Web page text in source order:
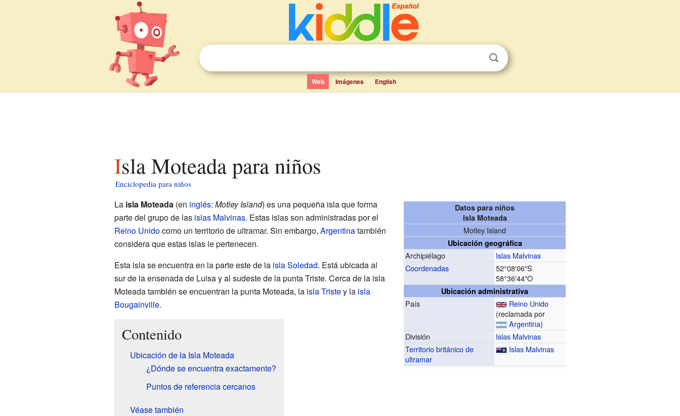
Web Imágenes English
Isla Moteada para niños
Enciclopedia para niños
Datos para niños
Isla Moteada
Motley Island
Ubicación geográfica
Archipiélago
Islas Malvinas
Coordenadas
52°08′06″S
58°36′44″O
Ubicación administrativa
País
Reino Unido
(reclamada por
Argentina)
División
Islas Malvinas
Territorio británico de
ultramar
Islas Malvinas
La isla Moteada(en inglés: Motley Island) es una pequeña isla que forma
parte del grupo de las islas Malvinas. Estas islas son administradas por el
Reino Unidocomo un territorio de ultramar. Sin embargo, Argentinatambién
considera que estas islas le pertenecen.
Esta isla se encuentra en la parte este de la isla Soledad. Está ubicada al
sur de la ensenada de Luisa y al sudeste de la punta Triste. Cerca de la isla
Moteada también se encuentran la punta Moteada, la isla Tristey la isla
Bougainville.
Contenido
Ubicación de la Isla Moteada
¿Dónde se encuentra exactamente?
Puntos de referencia cercanos
Véase también